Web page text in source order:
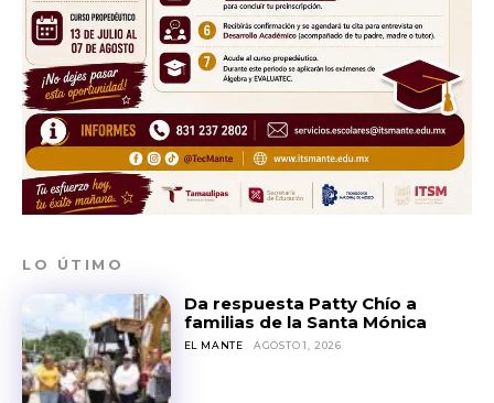
LO ÚTIMO
Da respuesta Patty Chío a
familias de la Santa Mónica
EL MANTE AGOSTO 1, 2026